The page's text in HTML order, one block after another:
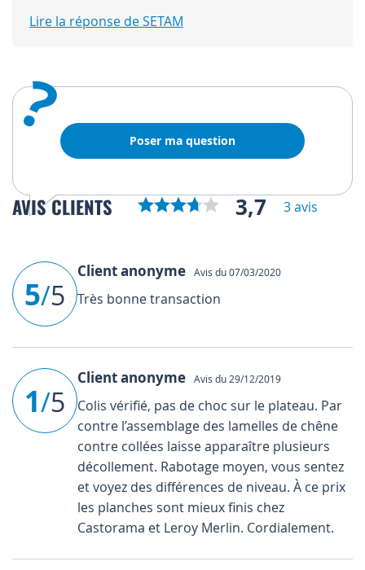
Lire la réponse de SETAM
? Poser ma question
AVIS CLIENTS 3,7 3 avis
5/5
Client anonyme Avis du 07/03/2020
Très bonne transaction
1/5
Client anonyme Avis du 29/12/2019
Colis vérifié, pas de choc sur le plateau. Par
contre l’assemblage des lamelles de chêne
contre collées laisse apparaître plusieurs
décollement. Rabotage moyen, vous sentez
et voyez des différences de niveau. À ce prix
les planches sont mieux finis chez
Castorama et Leroy Merlin. Cordialement.